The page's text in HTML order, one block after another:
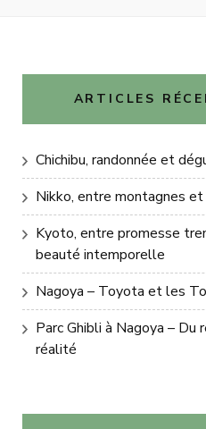
ARTICLES
Chichibu, randonnée et
Nikko, entre montagnes
Kyoto, entre promesse
beauté intemporelle
Nagoya – Toyota et les
Parc Ghibli à Nagoya – Du
réalité